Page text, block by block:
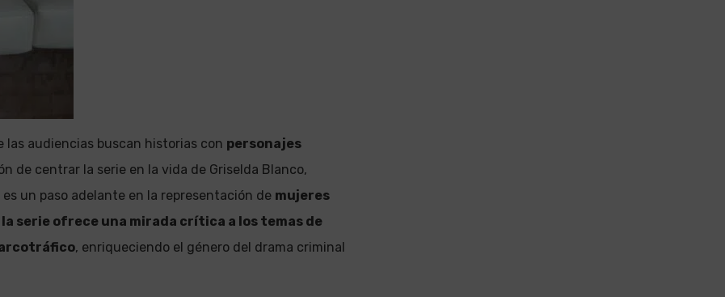
las audiencias buscan historias con personajes
de centrar la serie en la vida de Griselda Blanco,
un paso adelante en la representación de mujeres
la serie ofrece una mirada crítica a los temas de
, enriqueciendo el género del drama criminal